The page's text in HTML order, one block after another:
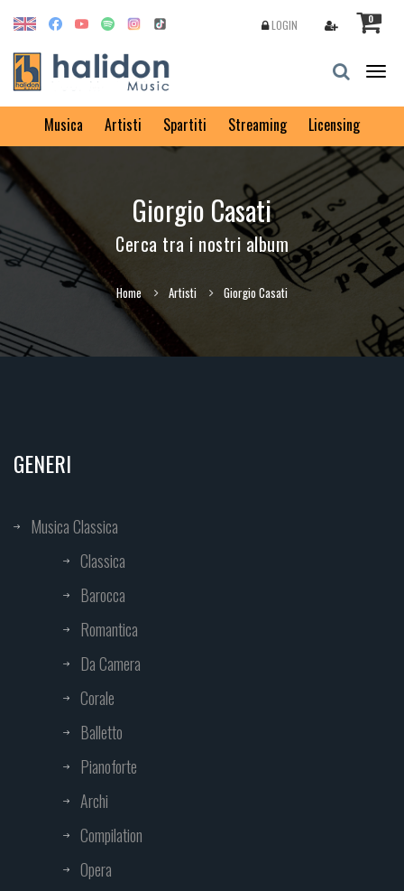
0
LOGIN
Musica Artisti Spartiti Streaming Licensing
Giorgio Casati
Cerca tra i nostri album
Home Artisti Giorgio Casati
GENERI
Musica Classica
Classica
Barocca
Romantica
Da Camera
Corale
Balletto
Pianoforte
Archi
Compilation
Opera